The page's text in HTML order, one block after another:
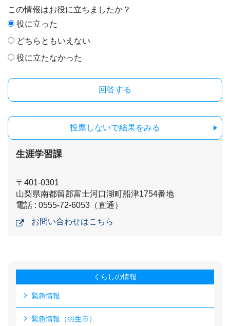
この情報はお役に立ちましたか？
役に立った
どちらともいえない
役に立たなかった
投票しないで結果をみる
生涯学習課
〒401-0301
山梨県南都留郡富士河口湖町船津1754番地
電話 : 0555-72-6053（直通）
お問い合わせはこちら
くらしの情報
緊急情報
緊急情報（羽生市）